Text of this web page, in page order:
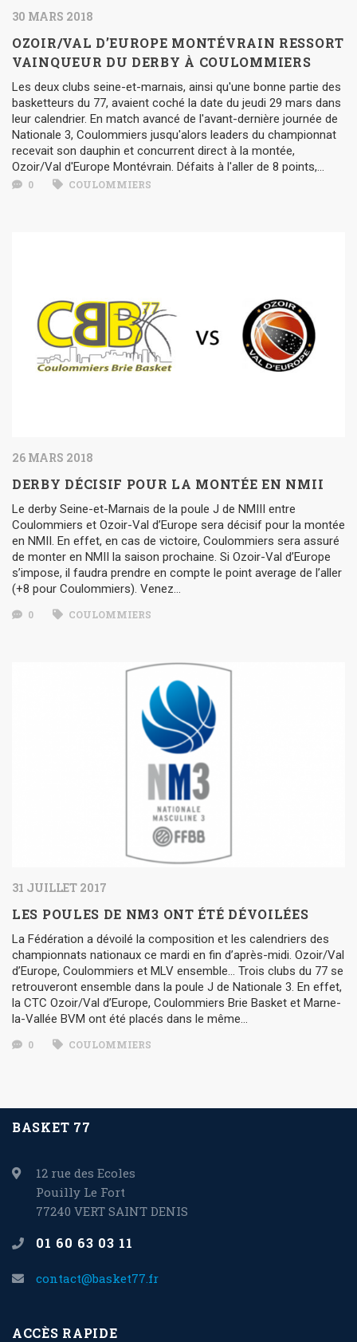
30 MARS 2018
OZOIR/VAL D’EUROPE MONTÉVRAIN RESSORT
VAINQUEUR DU DERBY À COULOMMIERS
Les deux clubs seine-et-marnais, ainsi qu'une bonne partie des
basketteurs du 77, avaient coché la date du jeudi 29 mars dans
leur calendrier. En match avancé de l'avant-dernière journée de
Nationale 3, Coulommiers jusqu'alors leaders du championnat
recevait son dauphin et concurrent direct à la montée,
Ozoir/Val d'Europe Montévrain. Défaits à l'aller de 8 points,...
0 COULOMMIERS
26 MARS 2018
DERBY DÉCISIF POUR LA MONTÉE EN NMII
Le derby Seine-et-Marnais de la poule J de NMIII entre
Coulommiers et Ozoir-Val d’Europe sera décisif pour la montée
en NMII. En effet, en cas de victoire, Coulommiers sera assuré
de monter en NMII la saison prochaine. Si Ozoir-Val d’Europe
s’impose, il faudra prendre en compte le point average de l’aller
(+8 pour Coulommiers). Venez…
0 COULOMMIERS
31 JUILLET 2017
LES POULES DE NM3 ONT ÉTÉ DÉVOILÉES
La Fédération a dévoilé la composition et les calendriers des
championnats nationaux ce mardi en fin d’après-midi. Ozoir/Val
d’Europe, Coulommiers et MLV ensemble… Trois clubs du 77 se
retrouveront ensemble dans la poule J de Nationale 3. En effet,
la CTC Ozoir/Val d’Europe, Coulommiers Brie Basket et Marne-
la-Vallée BVM ont été placés dans le même…
0 COULOMMIERS
BASKET 77
12 rue des Ecoles
Pouilly Le Fort
77240 VERT SAINT DENIS
01 60 63 03 11
contact@basket77.fr
ACCÈS RAPIDE